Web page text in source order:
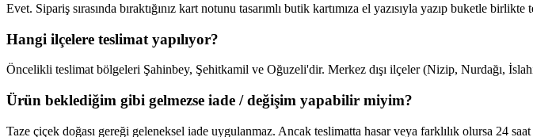
Evet. Sipariş sırasında bıraktığınız kart notunu tasarımlı butik kartımıza el yazısıyla yazıp buketle
Hangi ilçelere teslimat yapılıyor?
Öncelikli teslimat bölgeleri Şahinbey, Şehitkamil ve Oğuzeli'dir. Merkez dışı ilçeler (Nizip, Nurdağı,
Ürün beklediğim gibi gelmezse iade / değişim yapabilir miyim?
Taze çiçek doğası gereği geleneksel iade uygulanmaz. Ancak teslimatta hasar veya farklılık olursa 24